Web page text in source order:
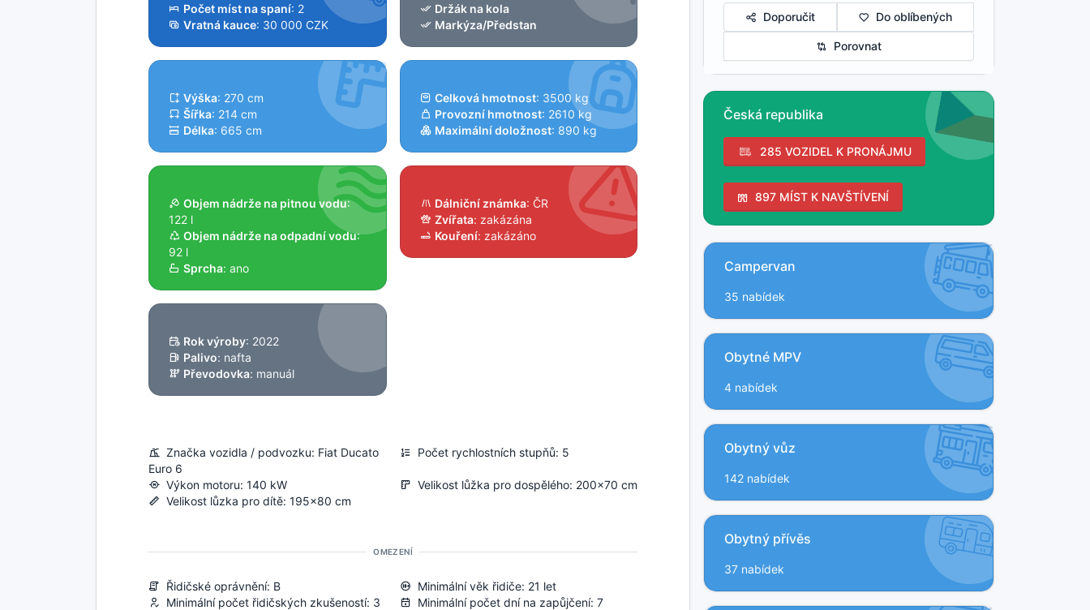
Počet míst na spaní: 2
Vratná kauce: 30 000 CZK
Držák na kola
Markýza/Předstan
Výška: 270 cm
Šířka: 214 cm
Délka: 665 cm
Celková hmotnost: 3500 kg
Provozní hmotnost: 2610 kg
Maximální doložnost: 890 kg
Objem nádrže na pitnou vodu:
122 l
Objem nádrže na odpadní vodu:
92 l
Sprcha: ano
Dálniční známka: ČR
Zvířata: zakázána
Kouření: zakázáno
Rok výroby: 2022
Palivo: nafta
Převodovka: manuál
Značka vozidla / podvozku: Fiat Ducato
Euro 6
Počet rychlostních stupňů: 5
Výkon motoru: 140 kW
Velikost lůžka pro dospělého: 200x70 cm
Velikost lůzka pro dítě: 195x80 cm
OMEZENÍ
Řidičské oprávnění: B
Minimální věk řidiče: 21 let
Minimální počet řidičských zkušeností: 3
Minimální počet dní na zapůjčení: 7
Doporučit Do oblíbených
Porovnat
Česká republika
285 VOZIDEL K PRONÁJMU
897 MÍST K NAVŠTÍVENÍ
Campervan
35 nabídek
Obytné MPV
4 nabídek
Obytný vůz
142 nabídek
Obytný přívěs
37 nabídek